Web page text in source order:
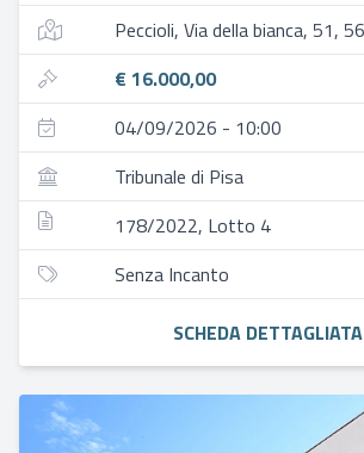
€ 16.000,00
04/09/2026 - 10:00
Tribunale di Pisa
178/2022, Lotto 4
Senza Incanto
SCHEDA DETTAGLIATA